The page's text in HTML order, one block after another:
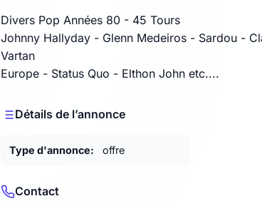
Divers Pop Années 80 - 45 Tours
Johnny Hallyday - Glenn Medeiros - Sardou -
Vartan
Europe - Status Quo - Elthon John etc....
Détails de l’annonce
Type d'annonce: offre
Contact